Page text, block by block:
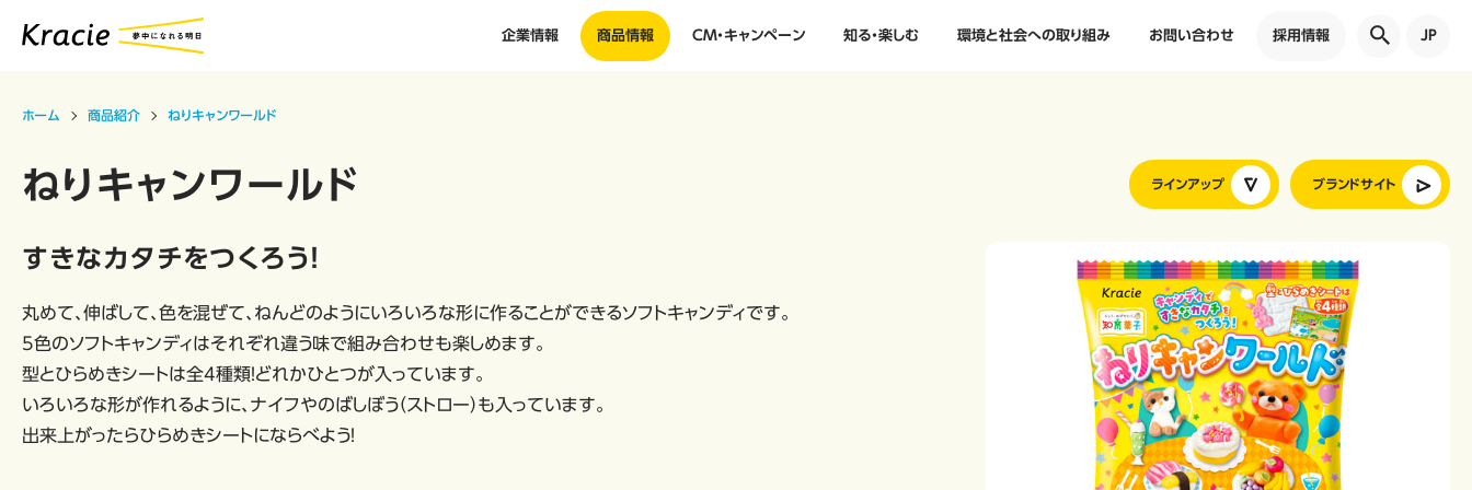
企業情報 商品情報 CM・キャンペーン 知る・楽しむ 環境と社会への取り組み お問い合わせ 採用情報 JP
ホーム 商品紹介 ねりキャンワールド
ラインアップ ブランドサイト
ねりキャンワールド
すきなカタチをつくろう！
丸めて、伸ばして、色を混ぜて、ねんどのようにいろいろな形に作ることができるソフトキャンディです。
5色のソフトキャンディはそれぞれ違う味で組み合わせも楽しめます。
型とひらめきシートは全4種類！どれかひとつが入っています。
いろいろな形が作れるように、ナイフやのばしぼう（ストロー）も入っています。
出来上がったらひらめきシートにならべよう！